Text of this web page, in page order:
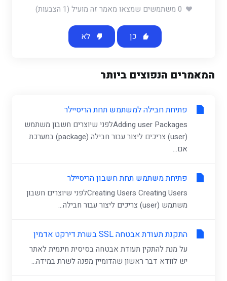
0 משתמשים שמצאו מאמר זה מועיל (1 הצבעות)
כן לא
המאמרים הנפוצים ביותר
פתיחת חבילה למשתמש תחת הריסיילר
Adding user Packagesלפני שיוצרים חשבון משתמש
(user) צריכים ליצור עבור חבילה (package) במערכת.
אם...
פתיחת משתמש תחת חשבון הריסיילר
Creating Users Creating Usersלפני שיוצרים חשבון
משתמש (user) צריכים ליצור עבור חבילה...
התקנת תעודת אבטחה SSL בשרת דירקט אדמין
על מנת להתקין תעודת אבטחה בסיסית חינמית לאתר
יש לוודא דבר ראשון שהדומיין מפנה לשרת במידה...